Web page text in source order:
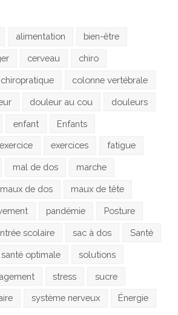
alimentation bien-être
cerveau chiro
chiropratique colonne vertébrale
douleur au cou douleurs
enfant Enfants
exercice exercices fatigue
mal de dos marche
maux de dos maux de tête
pandémie Posture
scolaire sac à dos Santé
santé optimale solutions
stress sucre
système nerveux Énergie